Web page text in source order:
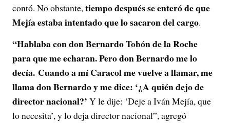
contó. No obstante,tiempo después se enteró de que
Mejía estaba intentado que lo sacaron del cargo.
“Hablaba con don Bernardo Tobón de la Roche
para que me echaran. Pero don Bernardo me lo
decía. Cuando a mí Caracol me vuelve a llamar, me
llama don Bernardo y me dice: ‘¿A quién dejo de
director nacional?’ Y le dije: ‘Deje a Iván Mejía, que
lo necesita’, y lo deja director nacional”, agregó